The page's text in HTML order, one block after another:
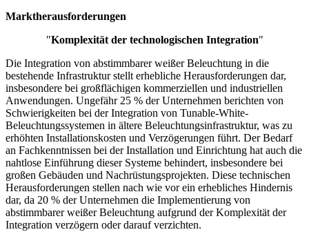
Marktherausforderungen
"Komplexität der technologischen Integration"
Die Integration von abstimmbarer weißer Beleuchtung in die
bestehende Infrastruktur stellt erhebliche Herausforderungen dar,
insbesondere bei großflächigen kommerziellen und industriellen
Anwendungen. Ungefähr 25 % der Unternehmen berichten von
Schwierigkeiten bei der Integration von Tunable-White-
Beleuchtungssystemen in ältere Beleuchtungsinfrastruktur, was zu
erhöhten Installationskosten und Verzögerungen führt. Der Bedarf
an Fachkenntnissen bei der Installation und Einrichtung hat auch die
nahtlose Einführung dieser Systeme behindert, insbesondere bei
großen Gebäuden und Nachrüstungsprojekten. Diese technischen
Herausforderungen stellen nach wie vor ein erhebliches Hindernis
dar, da 20 % der Unternehmen die Implementierung von
abstimmbarer weißer Beleuchtung aufgrund der Komplexität der
Integration verzögern oder darauf verzichten.